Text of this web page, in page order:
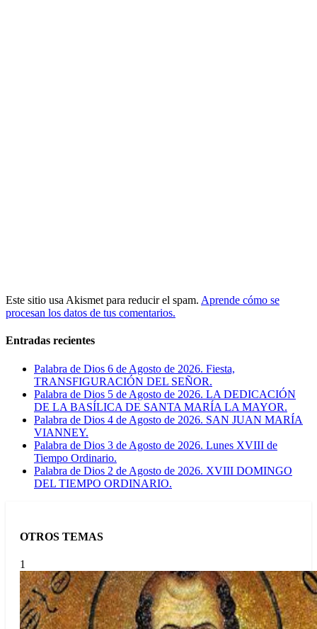
Este sitio usa Akismet para reducir el spam. Aprende cómo se
procesan los datos de tus comentarios.
Entradas recientes
Palabra de Dios 6 de Agosto de 2026. Fiesta,
TRANSFIGURACIÓN DEL SEÑOR.
Palabra de Dios 5 de Agosto de 2026. LA DEDICACIÓN
DE LA BASÍLICA DE SANTA MARÍA LA MAYOR.
Palabra de Dios 4 de Agosto de 2026. SAN JUAN MARÍA
VIANNEY.
Palabra de Dios 3 de Agosto de 2026. Lunes XVIII de
Tiempo Ordinario.
Palabra de Dios 2 de Agosto de 2026. XVIII DOMINGO
DEL TIEMPO ORDINARIO.
OTROS TEMAS
1